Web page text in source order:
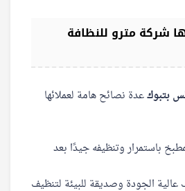
شركة مترو للنظافة
بتبوكعدة نصائح هامة لعملائها
باستمرار وتنظيفه جيدًا بعد
الجودة وصديقة للبيئة لتنظيف